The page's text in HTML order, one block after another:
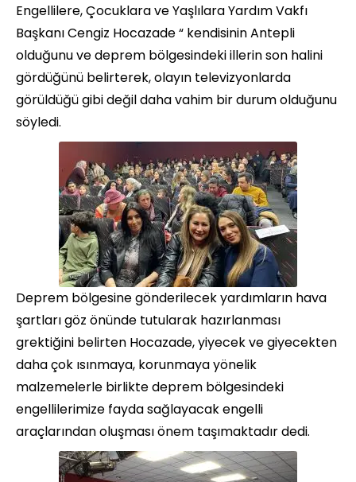
Engellilere, Çocuklara ve Yaşlılara Yardım Vakfı
Başkanı Cengiz Hocazade “ kendisinin Antepli
olduğunu ve deprem bölgesindeki illerin son halini
gördüğünü belirterek, olayın televizyonlarda
görüldüğü gibi değil daha vahim bir durum olduğunu
söyledi.
Deprem bölgesine gönderilecek yardımların hava
şartları göz önünde tutularak hazırlanması
grektiğini belirten Hocazade, yiyecek ve giyecekten
daha çok ısınmaya, korunmaya yönelik
malzemelerle birlikte deprem bölgesindeki
engellilerimize fayda sağlayacak engelli
araçlarından oluşması önem taşımaktadır dedi.